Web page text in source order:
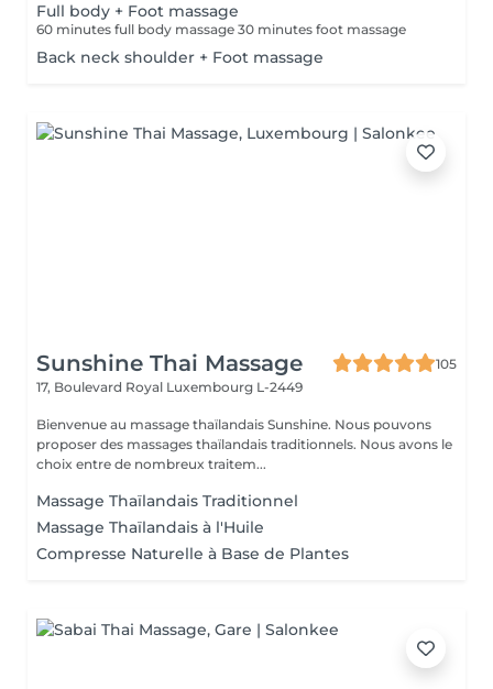
Full body + Foot massage
60 minutes full body massage 30 minutes foot massage
Back neck shoulder + Foot massage
Sunshine Thai Massage
105
17, Boulevard Royal Luxembourg L-2449
Bienvenue au massage thaïlandais Sunshine. Nous pouvons
proposer des massages thaïlandais traditionnels. Nous avons le
choix entre de nombreux traitem...
Massage Thaïlandais Traditionnel
Massage Thaïlandais à l'Huile
Compresse Naturelle à Base de Plantes